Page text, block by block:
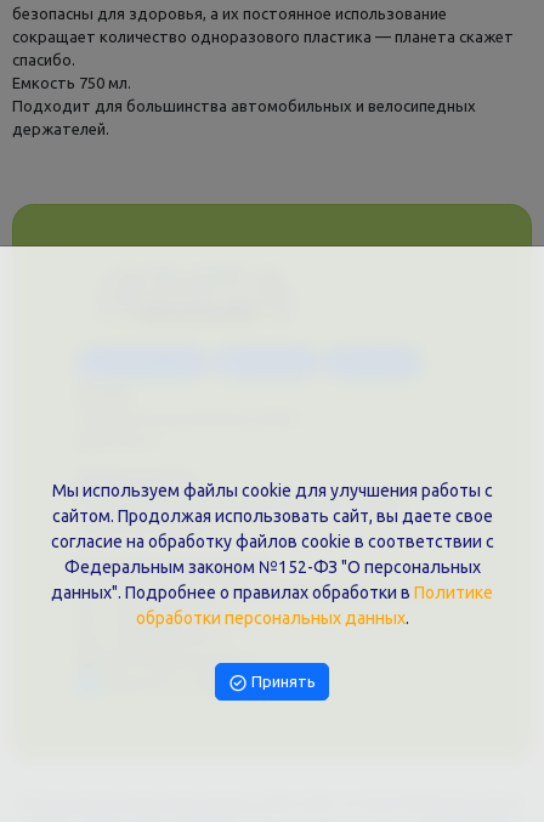
безопасны для здоровья, а их постоянное использование
сокращает количество одноразового пластика — планета скажет
спасибо.
Емкость 750 мл.
Подходит для большинства автомобильных и велосипедных
держателей.
Документы
Политика обработки персональных данных
Публичная оферта
Контакты филиала
г. Краснодар, ул. Шоссе Нефтяников, 28, оф. 51
+7 (861)202-09-02
Написать в Telegram
Мы используем файлы cookie для улучшения работы с
сайтом. Продолжая использовать сайт, вы даете свое
согласие на обработку файлов cookie в соответствии с
Федеральным законом №152-ФЗ "О персональных
данных". Подробнее о правилах обработки в Политике
обработки персональных данных.
Принять